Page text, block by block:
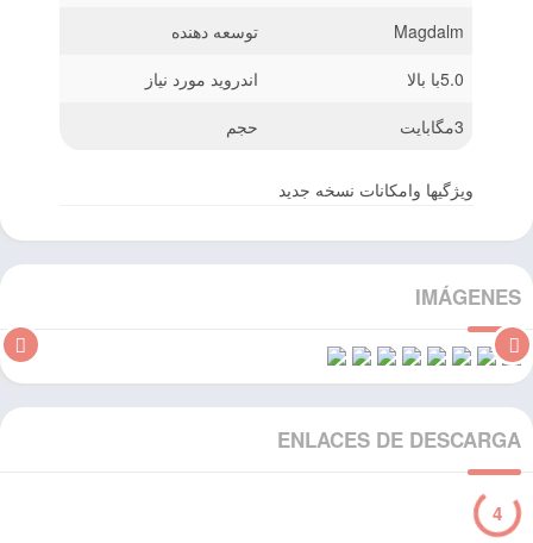
Magdalm
توسعه دهنده
5.0با بالا
اندروید مورد نیاز
3مگابایت
حجم
ویژگیها وامکانات نسخه جدید
IMÁGENES
ENLACES DE DESCARGA
3